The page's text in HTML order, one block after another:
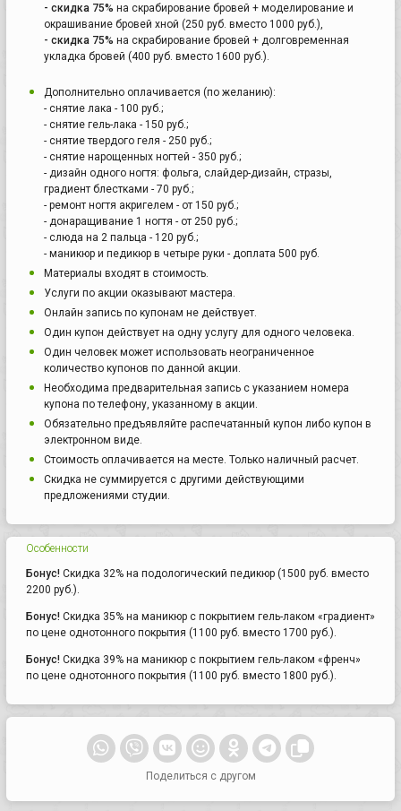
- скидка 75% на скрабирование бровей + моделирование и
окрашивание бровей хной (250 руб. вместо 1000 руб.),
- скидка 75% на скрабирование бровей + долговременная
укладка бровей (400 руб. вместо 1600 руб.).
Дополнительно оплачивается (по желанию):
- снятие лака - 100 руб.;
- снятие гель-лака - 150 руб.;
- снятие твердого геля - 250 руб.;
- снятие нарощенных ногтей - 350 руб.;
- дизайн одного ногтя: фольга, слайдер-дизайн, стразы,
градиент блестками - 70 руб.;
- ремонт ногтя акригелем - от 150 руб.;
- донаращивание 1 ногтя - от 250 руб.;
- слюда на 2 пальца - 120 руб.;
- маникюр и педикюр в четыре руки - доплата 500 руб.
Материалы входят в стоимость.
Услуги по акции оказывают мастера.
Онлайн запись по купонам не действует.
Один купон действует на одну услугу для одного человека.
Один человек может использовать неограниченное
количество купонов по данной акции.
Необходима предварительная запись с указанием номера
купона по телефону, указанному в акции.
Обязательно предъявляйте распечатанный купон либо купон в
электронном виде.
Стоимость оплачивается на месте. Только наличный расчет.
Скидка не суммируется с другими действующими
предложениями студии.
Особенности
Бонус! Скидка 32% на подологический педикюр (1500 руб. вместо
2200 руб.).
Бонус! Скидка 35% на маникюр с покрытием гель-лаком «градиент»
по цене однотонного покрытия (1100 руб. вместо 1700 руб.).
Бонус! Скидка 39% на маникюр с покрытием гель-лаком «френч»
по цене однотонного покрытия (1100 руб. вместо 1800 руб.).
Поделиться с другом